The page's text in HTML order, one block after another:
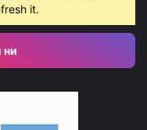
it.
ни